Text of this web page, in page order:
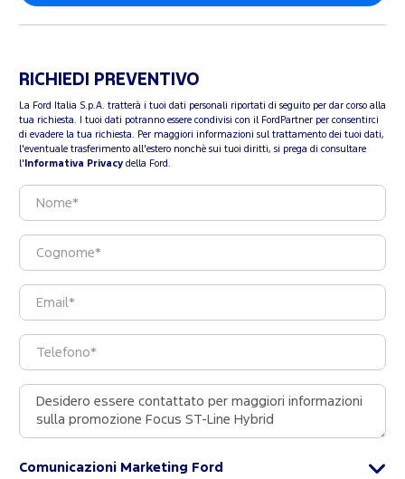
RICHIEDI PREVENTIVO
La Ford Italia S.p.A. tratterà i tuoi dati personali riportati di seguito per dar corso alla
tua richiesta. I tuoi dati potranno essere condivisi con il FordPartner per consentirci
di evadere la tua richiesta. Per maggiori informazioni sul trattamento dei tuoi dati,
l'eventuale trasferimento all'estero nonchè sui tuoi diritti, si prega di consultare
l' Informativa Privacy della Ford.
Comunicazioni Marketing Ford